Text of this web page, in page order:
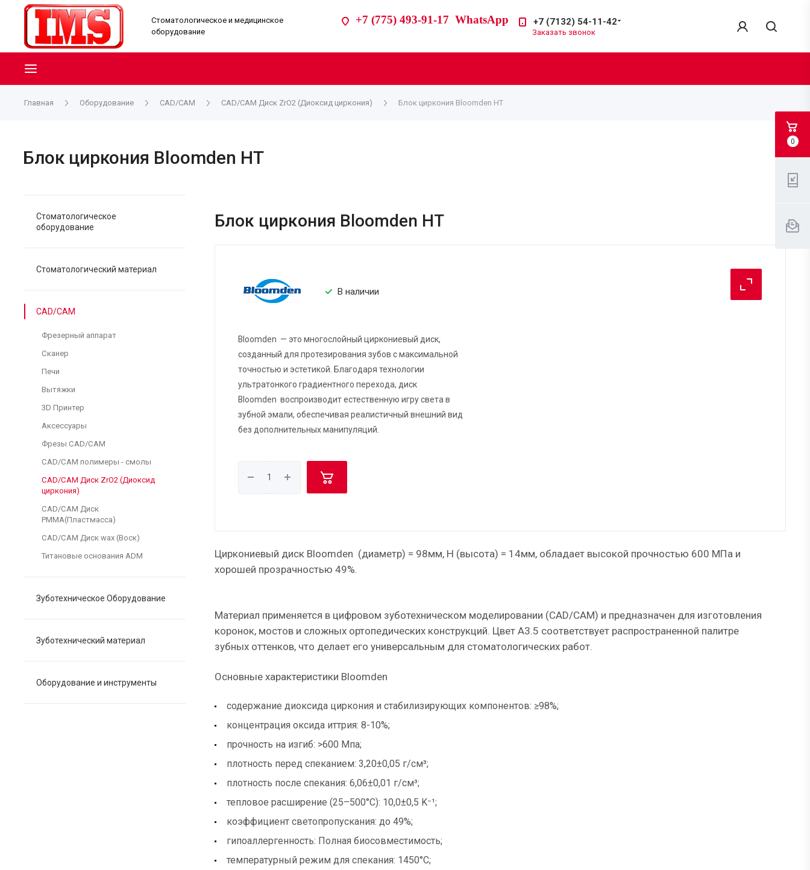
Стоматологическое и медицинское
оборудование
+7 (775) 493-91-17 WhatsApp +7 (7132) 54-11-42
Заказать звонок
Главная Оборудование CAD/CAM CAD/CAM Диск ZrO2 (Диоксид циркония) Блок циркония Bloomden HT
Блок циркония Bloomden HT
Блок циркония Bloomden HT
В наличии
Bloomden — это многослойный циркониевый диск,
созданный для протезирования зубов с максимальной
точностью и эстетикой. Благодаря технологии
ультратонкого градиентного перехода, диск
Bloomden воспроизводит естественную игру света в
зубной эмали, обеспечивая реалистичный внешний вид
без дополнительных манипуляций.
Циркониевый диск Bloomden (диаметр) = 98мм, H (высота) = 14мм, обладает высокой прочностью 600 МПа и
хорошей прозрачностью 49%.
Материал применяется в цифровом зуботехническом моделировании (CAD/CAM) и предназначен для изготовления
коронок, мостов и сложных ортопедических конструкций. Цвет A3.5 соответствует распространенной палитре
зубных оттенков, что делает его универсальным для стоматологических работ.
Основные характеристики Bloomden
содержание диоксида циркония и стабилизирующих компонентов: ≥98%;
концентрация оксида иттрия: 8-10%;
прочность на изгиб: >600 Мпа;
плотность перед спеканием: 3,20±0,05 г/см³;
плотность после спекания: 6,06±0,01 г/см³;
тепловое расширение (25–500°C): 10,0±0,5 K⁻¹;
коэффициент светопропускания: до 49%;
гипоаллергенность: Полная биосовместимость;
температурный режим для спекания: 1450°C;
Стоматологическое
оборудование
Стоматологический материал
CAD/CAM
Фрезерный аппарат
Сканер
Печи
Вытяжки
3D Принтер
Аксессуары
Фрезы CAD/CAM
CAD/CAM полимеры - смолы
CAD/CAM Диск ZrO2 (Диоксид
циркония)
CAD/CAM Диск
PMMA(Пластмасса)
CAD/CAM Диск wax (Воск)
Титановые основания ADM
Зуботехническое Оборудование
Зуботехнический материал
Оборудование и инструменты
0